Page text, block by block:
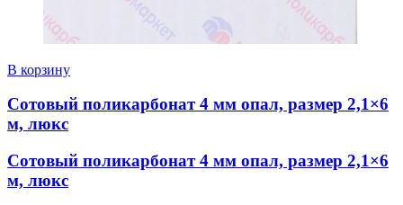
В корзину
Сотовый поликарбонат 4 мм опал, размер 2,1×6
м, люкс
Сотовый поликарбонат 4 мм опал, размер 2,1×6
м, люкс